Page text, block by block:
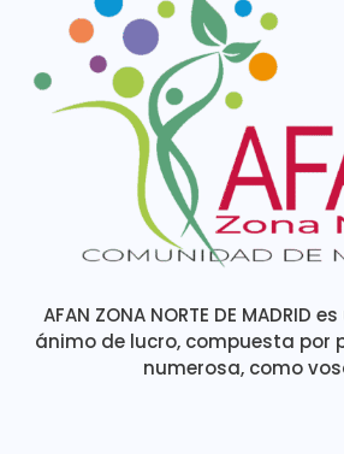
AFAN ZONA NORTE DE MADRID
ánimo de lucro, compuesta por
numerosa, como